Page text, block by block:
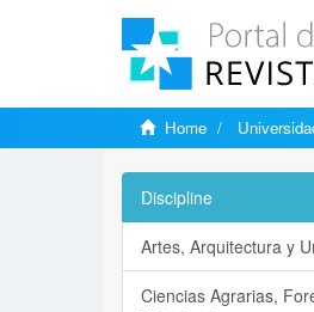
Home
Discipline
Artes, Arquitectura y
Ciencias Agrarias,